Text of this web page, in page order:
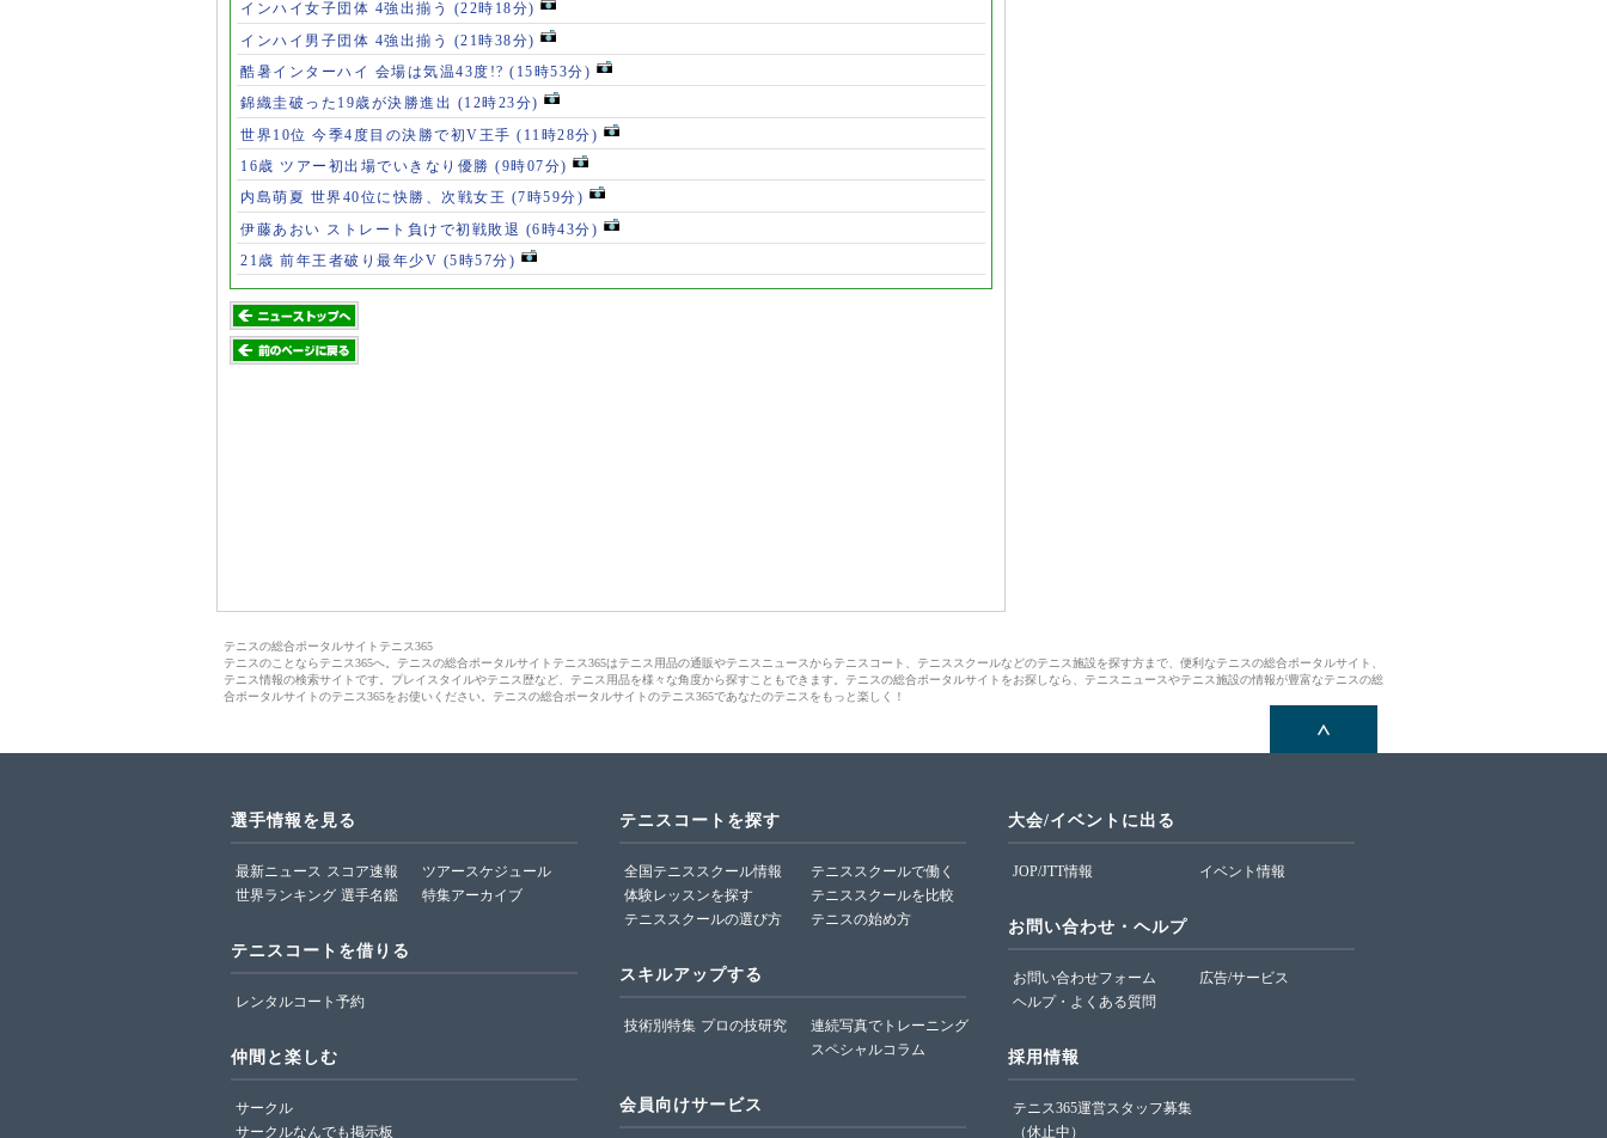
インハイ女子団体 4強出揃う (22時18分)
インハイ男子団体 4強出揃う (21時38分)
酷暑インターハイ 会場は気温43度!? (15時53分)
錦織圭破った19歳が決勝進出 (12時23分)
世界10位 今季4度目の決勝で初V王手 (11時28分)
16歳 ツアー初出場でいきなり優勝 (9時07分)
内島萌夏 世界40位に快勝、次戦女王 (7時59分)
伊藤あおい ストレート負けで初戦敗退 (6時43分)
21歳 前年王者破り最年少V (5時57分)
テニスの総合ポータルサイトテニス365
テニスのことならテニス365へ。テニスの総合ポータルサイトテニス365はテニス用品の通販やテニスニュースからテニスコート、テニススクールなどのテニス施設を探す方まで、便利なテニスの総合ポータルサイト、
テニス情報の検索サイトです。プレイスタイルやテニス歴など、テニス用品を様々な角度から探すこともできます。テニスの総合ポータルサイトをお探しなら、テニスニュースやテニス施設の情報が豊富なテニスの総
合ポータルサイトのテニス365をお使いください。テニスの総合ポータルサイトのテニス365であなたのテニスをもっと楽しく！
選手情報を見る
最新ニュース スコア速報
世界ランキング 選手名鑑
ツアースケジュール
特集アーカイブ
テニスコートを借りる
レンタルコート予約
仲間と楽しむ
サークル
サークルなんでも掲示板
テニスコートを探す
全国テニススクール情報
体験レッスンを探す
テニススクールの選び方
テニススクールで働く
テニススクールを比較
テニスの始め方
スキルアップする
技術別特集 プロの技研究
連続写真でトレーニング
スペシャルコラム
会員向けサービス
大会/イベントに出る
JOP/JTT情報 イベント情報
お問い合わせ・ヘルプ
お問い合わせフォーム
ヘルプ・よくある質問
広告/サービス
採用情報
テニス365運営スタッフ募集
（休止中）